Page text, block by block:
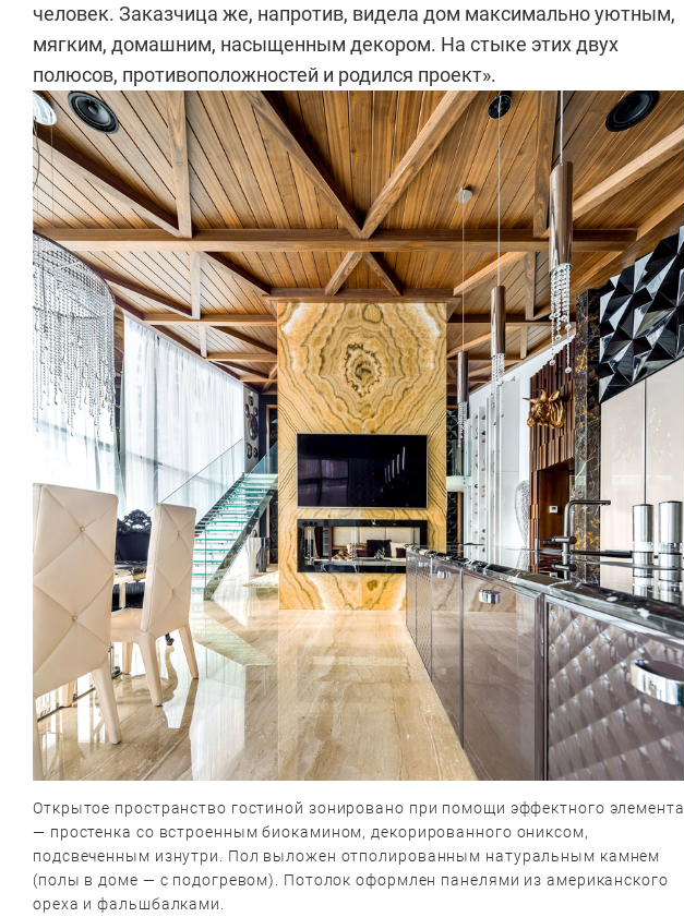
человек. Зака­з­чица же, напротив, видела дом максимально уютным,
мягким, домашним, насыщенным декором. На стыке этих двух
полюсов, противоположностей и родился проект».
Открытое пространство гостиной зонировано при помощи эффектного элемента
— простенка со встроенным биокамином, декорированного ониксом,
подсвеченным изнутри. Пол выложен отполированным натуральным камнем
(полы в доме — с подогревом). Потолок оформлен панелями из американского
ореха и фальшбалками.